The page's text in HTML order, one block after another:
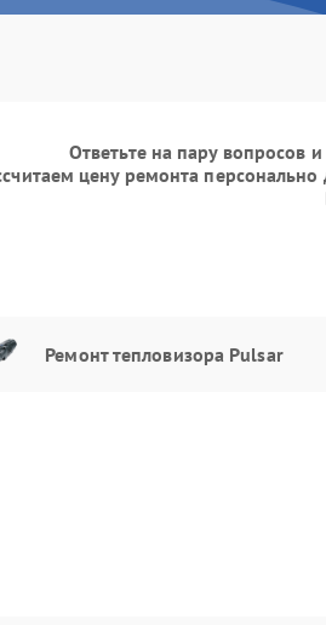
Ответьте на пару вопросов
цену ремонта персонально
Ремонт тепловизора Pulsar